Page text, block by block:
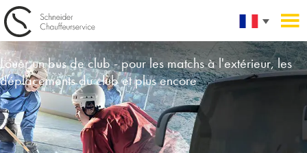
Louer un bus de club - pour les matchs à l'extérieur, les
déplacements du club et plus encore